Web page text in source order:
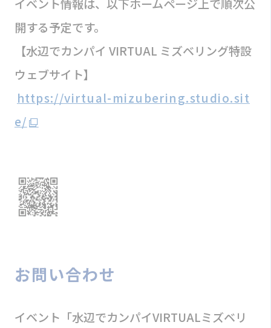
イベント情報は、以下ホームページ上で順次公
開する予定です。
【水辺でカンパイ VIRTUAL ミズベリング特設
ウェブサイト】
https://virtual-mizubering.studio.sit
e/
お問い合わせ
イベント「水辺でカンパイVIRTUALミズベリ